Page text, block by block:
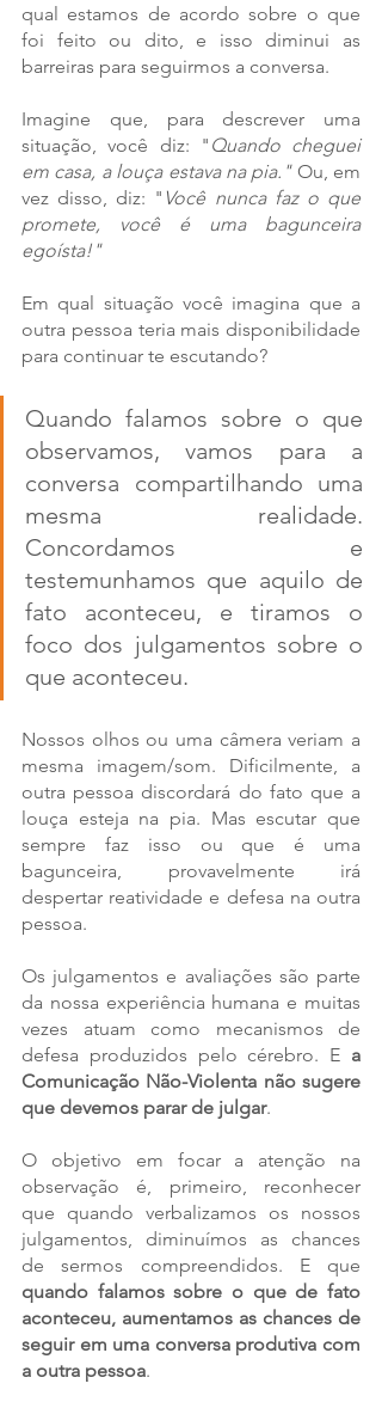
qual estamos de acordo sobre o que
foi feito ou dito, e isso diminui as
barreiras para seguirmos a conversa.
Imagine que, para descrever uma
situação, você diz: " Quando cheguei
em casa, a louça estava na pia." Ou, em
vez disso, diz: " Você nunca faz o que
promete, você é uma bagunceira
egoísta!"
Em qual situação você imagina que a
outra pessoa teria mais disponibilidade
para continuar te escutando?
Quando falamos sobre o que
observamos, vamos para a
conversa compartilhando uma
mesma realidade.
Concordamos e
testemunhamos que aquilo de
fato aconteceu, e tiramos o
foco dos julgamentos sobre o
que aconteceu.
Nossos olhos ou uma câmera veriam a
mesma imagem/som. Dificilmente, a
outra pessoa discordará do fato que a
louça esteja na pia. Mas escutar que
sempre faz isso ou que é uma
bagunceira, provavelmente irá
despertar reatividade e defesa na outra
pessoa.
Os julgamentos e avaliações são parte
da nossa experiência humana e muitas
vezes atuam como mecanismos de
defesa produzidos pelo cérebro. E a
Comunicação Não-Violenta não sugere
que devemos parar de julgar.
O objetivo em focar a atenção na
observação é, primeiro, reconhecer
que quando verbalizamos os nossos
julgamentos, diminuímos as chances
quando falamos sobre o que de fato
aconteceu, aumentamos as chances de
seguir em uma conversa produtiva com
a outra pessoa.